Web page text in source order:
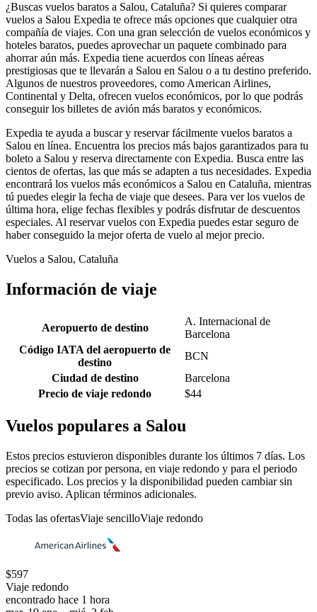
¿Buscas vuelos baratos a Salou, Cataluña? Si quieres comparar
vuelos a Salou Expedia te ofrece más opciones que cualquier otra
compañía de viajes. Con una gran selección de vuelos económicos y
hoteles baratos, puedes aprovechar un paquete combinado para
ahorrar aún más. Expedia tiene acuerdos con líneas aéreas
prestigiosas que te llevarán a Salou en Salou o a tu destino preferido.
Algunos de nuestros proveedores, como American Airlines,
Continental y Delta, ofrecen vuelos económicos, por lo que podrás
conseguir los billetes de avión más baratos y económicos.
Expedia te ayuda a buscar y reservar fácilmente vuelos baratos a
Salou en línea. Encuentra los precios más bajos garantizados para tu
boleto a Salou y reserva directamente con Expedia. Busca entre las
cientos de ofertas, las que más se adapten a tus necesidades. Expedia
encontrará los vuelos más económicos a Salou en Cataluña, mientras
tú puedes elegir la fecha de viaje que desees. Para ver los vuelos de
última hora, elige fechas flexibles y podrás disfrutar de descuentos
especiales. Al reservar vuelos con Expedia puedes estar seguro de
haber conseguido la mejor oferta de vuelo al mejor precio.
Vuelos a Salou, Cataluña
Información de viaje
Aeropuerto de destino
A. Internacional de
Barcelona
Código IATA del aeropuerto de
destino
BCN
Ciudad de destino
Barcelona
Precio de viaje redondo
$44
Vuelos populares a Salou
Estos precios estuvieron disponibles durante los últimos 7 días. Los
precios se cotizan por persona, en viaje redondo y para el periodo
especificado. Los precios y la disponibilidad pueden cambiar sin
previo aviso. Aplican términos adicionales.
Todas las ofertasViaje sencilloViaje redondo
$597
Viaje redondo
encontrado hace 1 hora